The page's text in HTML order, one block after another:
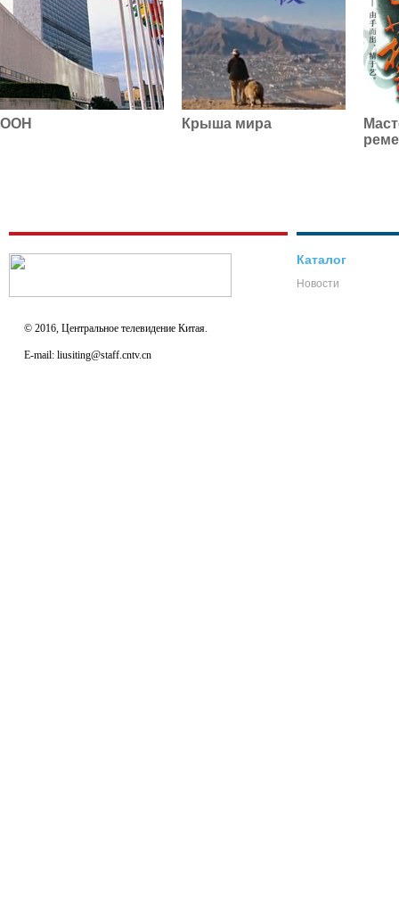
ООН Крыша мира
© 2016, Центральное телевидение Китая.
E-mail: liusiting@staff.cntv.cn
Каталог
Новости